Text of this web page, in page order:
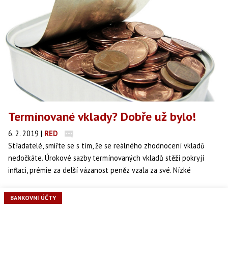
Termínované vklady? Dobře už bylo!
6. 2. 2019 | RED
Střadatelé, smiřte se s tím, že se reálného zhodnocení vkladů
nedočkáte. Úrokové sazby termínovaných vkladů stěží pokryjí
inflaci, prémie za delší vázanost peněz vzala za své. Nízké
S odstupem několika let se prostě ukazuje, že v novém normálu
konzervativní střadatelé platí zřejmou inflační daň.
BANKOVNÍ ÚČTY